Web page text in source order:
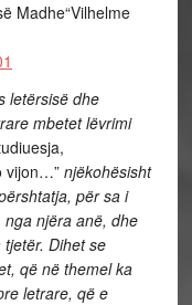
Madhe“Vilhelme
letërsisë dhe
mbetet lëvrimi
vijon…” njëkohësisht
për sa i
njëra anë, dhe
Dihet se
që në themel ka
letrare, që e